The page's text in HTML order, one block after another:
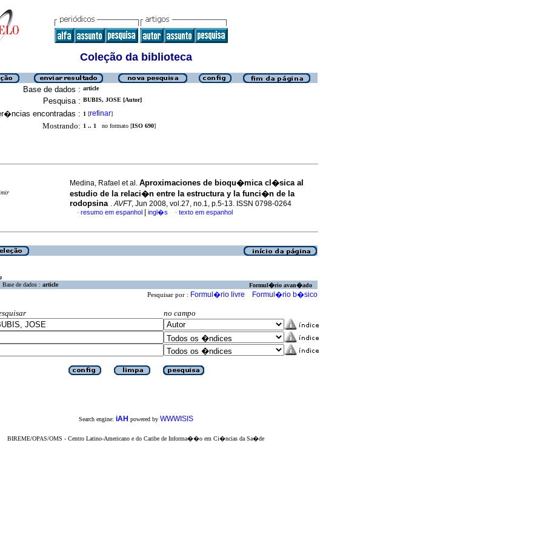
Coleção da biblioteca
Base de dados : article
Pesquisa : BUBIS, JOSE [Autor]
encontradas : 1 [refinar]
Mostrando: 1 .. 1 no formato [ISO 690]
Medina, Rafael et al. Aproximaciones de bioqu�mica cl�sica al
estudio de la relaci�n entre la estructura y la funci�n de la
rodopsina .AVFT, Jun 2008, vol.27, no.1, p.5-13. ISSN 0798-0264
· resumo em espanhol ingl�s · texto em espanhol
Base de dados : article Formul�rio avan�ado
Pesquisar por : Formul�rio livre Formul�rio b�sico
no campo
Search engine: iAH powered by WWWISIS
BIREME/OPAS/OMS - Centro Latino-Americano e do Caribe de Informa��o em Ci�ncias da Sa�de